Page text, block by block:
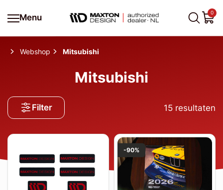
Menu
0
Webshop Mitsubishi
Mitsubishi
Filter 15 resultaten
-90%